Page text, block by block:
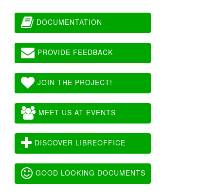
DOCUMENTATION
PROVIDE FEEDBACK
JOIN THE PROJECT!
MEET US AT EVENTS
DISCOVER LIBREOFFICE
GOOD LOOKING DOCUMENTS